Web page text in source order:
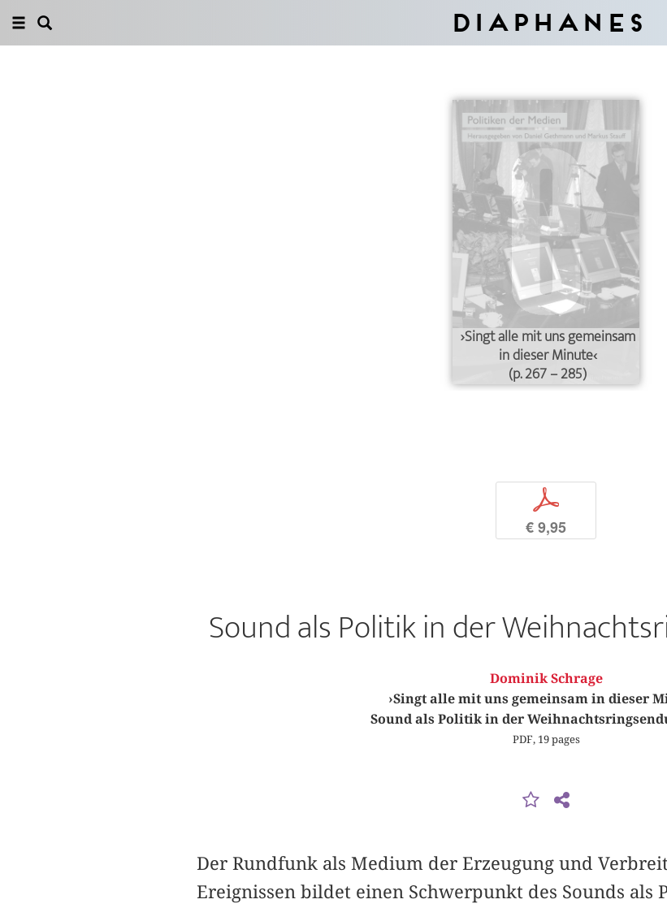
Diaphanes
›Singt alle mit uns gemeinsam
in dieser Minute‹
(p. 267 – 285)
p
€ 9,95
Sound als Politik in der
Dominik Schrage
›Singt alle mit uns gemeinsam in dieser
Sound als Politik in der
PDF, 19 pages
Der Rundfunk als Medium der Erzeugung und
Ereignissen bildet einen Schwerpunkt des Sounds als